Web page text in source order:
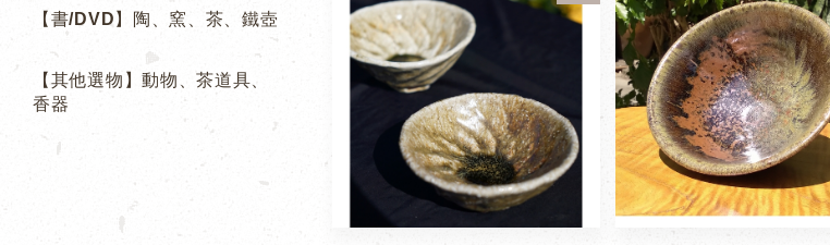
【書/DVD】陶、窯、茶、鐵壺
【其他選物】動物、茶道具、
香器